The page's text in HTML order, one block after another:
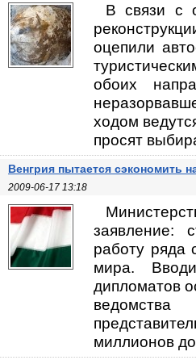
В связи с
оцепили
обоих
ходом
просят
Венгрия пытается сэкономить
2009-06-17 13:18
заявление:
работу ряда
мира.
дипломатов
миллионов